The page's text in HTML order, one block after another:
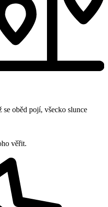
oběd pojí, všecko slunce
věřit.